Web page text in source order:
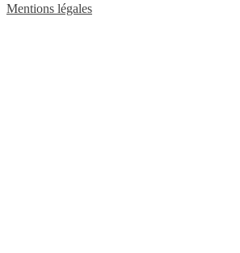
Mentions légales